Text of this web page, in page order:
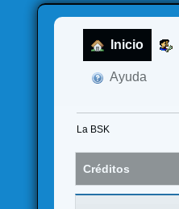
Inicio
Ayuda
La BSK
Créditos